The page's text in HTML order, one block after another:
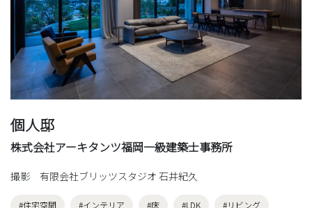
個人邸
株式会社アーキタンツ福岡一級建築士事務所
撮影 有限会社ブリッツスタジオ 石井紀久
#住宅空間 #インテリア #床 #LDK #リビング